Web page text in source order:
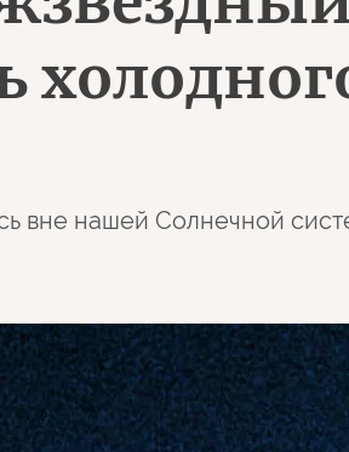
вне нашей Солнечной